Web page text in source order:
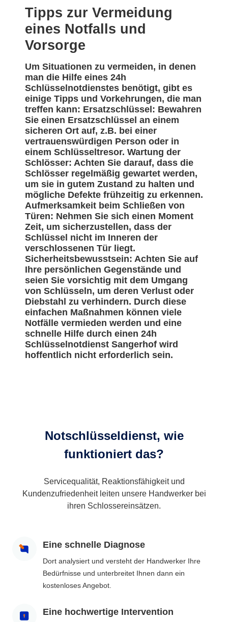
Tipps zur Vermeidung
eines Notfalls und
Vorsorge
Um Situationen zu vermeiden, in denen
man die Hilfe eines 24h
Schlüsselnotdienstes benötigt, gibt es
einige Tipps und Vorkehrungen, die man
treffen kann: Ersatzschlüssel: Bewahren
Sie einen Ersatzschlüssel an einem
sicheren Ort auf, z.B. bei einer
vertrauenswürdigen Person oder in
einem Schlüsseltresor. Wartung der
Schlösser: Achten Sie darauf, dass die
Schlösser regelmäßig gewartet werden,
um sie in gutem Zustand zu halten und
mögliche Defekte frühzeitig zu erkennen.
Aufmerksamkeit beim Schließen von
Türen: Nehmen Sie sich einen Moment
Zeit, um sicherzustellen, dass der
Schlüssel nicht im Inneren der
verschlossenen Tür liegt.
Sicherheitsbewusstsein: Achten Sie auf
Ihre persönlichen Gegenstände und
seien Sie vorsichtig mit dem Umgang
von Schlüsseln, um deren Verlust oder
Diebstahl zu verhindern. Durch diese
einfachen Maßnahmen können viele
Notfälle vermieden werden und eine
schnelle Hilfe durch einen 24h
Schlüsselnotdienst Sangerhof wird
hoffentlich nicht erforderlich sein.
Notschlüsseldienst, wie
funktioniert das?
Servicequalität, Reaktionsfähigkeit und
Kundenzufriedenheit leiten unsere Handwerker bei
ihren Schlossereinsätzen.
Eine schnelle Diagnose
Dort analysiert und versteht der Handwerker Ihre
Bedürfnisse und unterbreitet Ihnen dann ein
kostenloses Angebot.
Eine hochwertige Intervention